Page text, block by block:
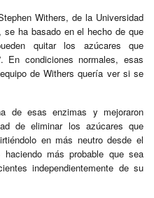
Withers, de la Universidad
se ha basado en el hecho de que
quitar los azúcares que
En condiciones normales, esas
de Withers quería ver si se
de esas enzimas y mejoraron
de eliminar los azúcares que
en más neutro desde el
más probable que sea
independientemente de su